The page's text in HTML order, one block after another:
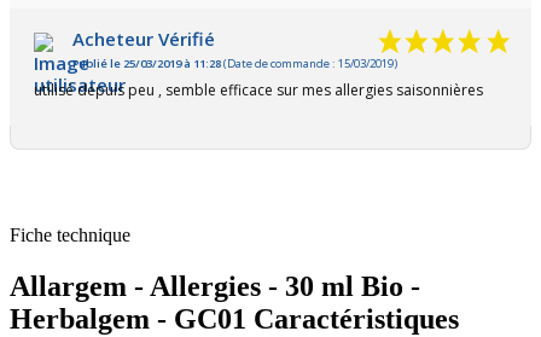
Acheteur Vérifié
Publié le 25/03/2019 à 11:28(Date de commande : 15/03/2019)
utilisé depuis peu , semble efficace sur mes allergies saisonnières
Fiche technique
Allargem - Allergies - 30 ml Bio -
Herbalgem - GC01 Caractéristiques